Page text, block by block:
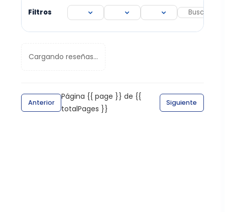
Filtros
Cargando reseñas...
Anterior
Página {{ page }} de {{
totalPages }}
Siguiente